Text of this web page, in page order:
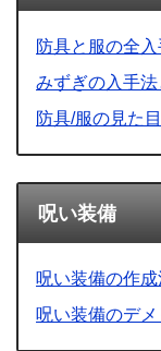
防具と服の全
みずぎの入手
防具/服の見た
呪い装備
呪い装備の作
呪い装備のデ